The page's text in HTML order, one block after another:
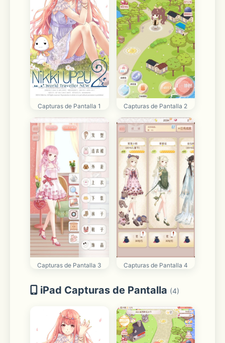
Capturas de Pantalla 1 Capturas de Pantalla 2
Capturas de Pantalla 3 Capturas de Pantalla 4
iPad Capturas de Pantalla (4)